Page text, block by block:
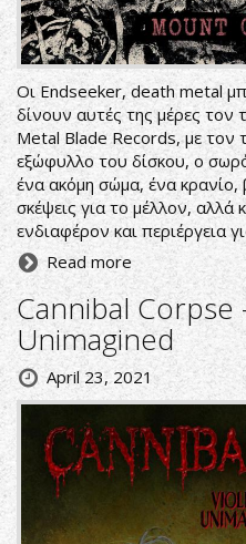
Οι Endseeker, death metal
δίνουν αυτές της μέρες τον
Metal Blade Records, με τον
εξώφυλλο του δίσκου, ο
ένα ακόμη σώμα, ένα
σκέψεις για το μέλλον, αλλά
ενδιαφέρον και περιέργεια
Read more
Cannibal Corpse
Unimagined
April 23, 2021